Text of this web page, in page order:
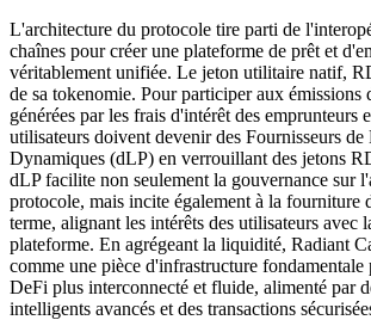
L'architecture du protocole tire parti de
chaînes pour créer une plateforme de prêt et
véritablement unifiée. Le jeton utilitaire natif,
de sa tokenomie. Pour participer aux émissions
générées par les frais d'intérêt des emprunteurs
utilisateurs doivent devenir des Fournisseurs
Dynamiques (dLP) en verrouillant des jetons
dLP facilite non seulement la gouvernance sur
protocole, mais incite également à la fourniture
terme, alignant les intérêts des utilisateurs avec
plateforme. En agrégeant la liquidité, Radiant
comme une pièce d'infrastructure fondamentale
DeFi plus interconnecté et fluide, alimenté par
intelligents avancés et des transactions